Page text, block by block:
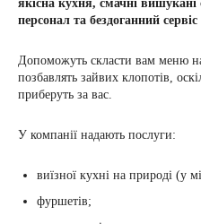
якісна кухня, смачні
персонал та бездоганний
Допоможуть скласти вам меню
позбавлять зайвих клопотів,
приберуть за вас.
У компанії надають послуги:
виїзної кухні на природі (у
фуршетів;